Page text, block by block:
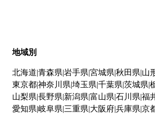
地域別
北海道 青森県 岩手県 宮城県 秋田県 山
東京都神奈川県 埼玉県 千葉県 茨城県
山梨県 長野県 新潟県 富山県 石川県 福
愛知県 岐阜県 三重県 大阪府兵庫県 京